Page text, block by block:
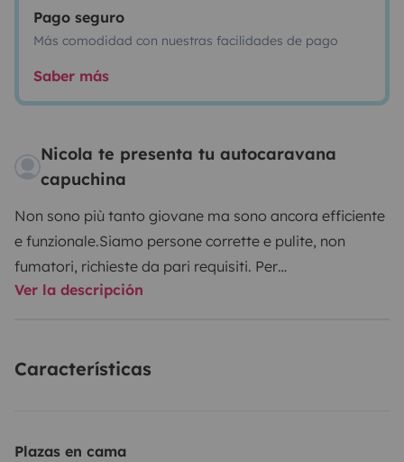
Pago seguro
Más comodidad con nuestras facilidades de pago
Saber más
Nicola te presenta tu autocaravana
capuchina
Non sono più tanto giovane ma sono ancora efficiente
e funzionale.Siamo persone corrette e pulite, non
fumatori, richieste da pari requisiti. Per
motoraduni/autoraduni e festival o comitive
facile.
Ver la descripción
Características
Plazas en cama